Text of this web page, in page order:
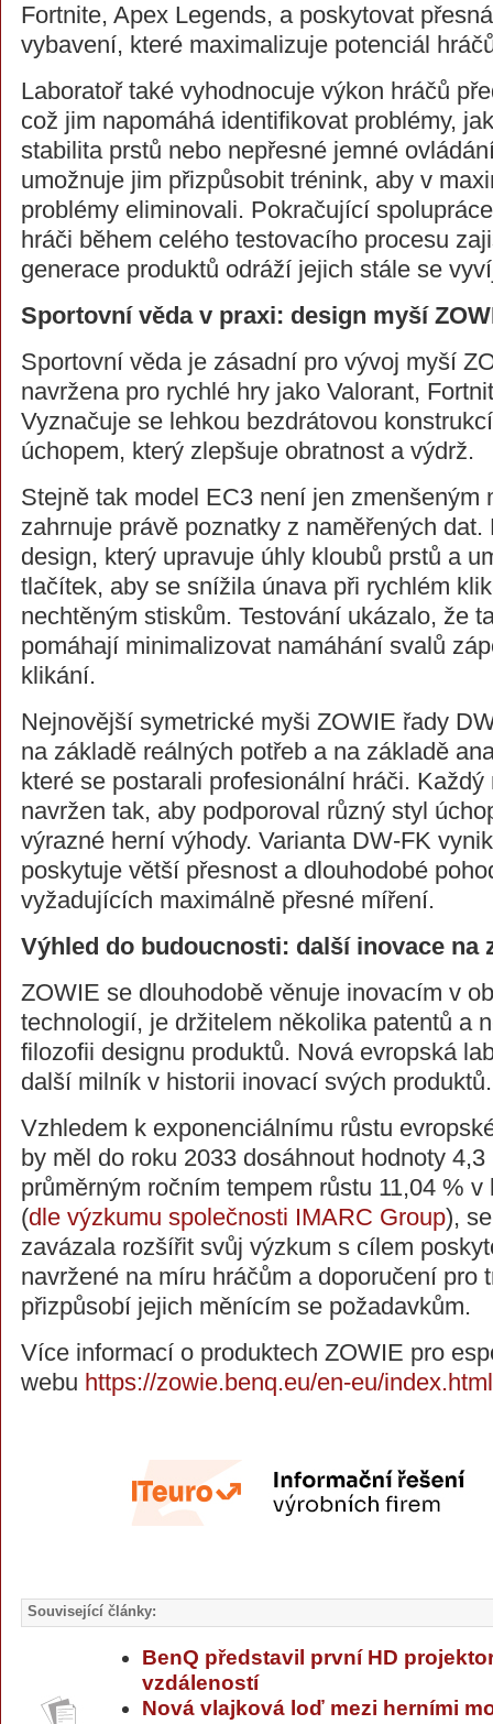
Fortnite, Apex Legends, a poskytovat
vybavení, které maximalizuje potenciál
Laboratoř také vyhodnocuje výkon hráčů
což jim napomáhá identifikovat problémy,
stabilita prstů nebo nepřesné jemné
umožnuje jim přizpůsobit trénink, aby v
problémy eliminovali. Pokračující
hráči během celého testovacího procesu
generace produktů odráží jejich stále se
Sportovní věda v praxi: design myší
Sportovní věda je zásadní pro vývoj myší
navržena pro rychlé hry jako Valorant,
Vyznačuje se lehkou bezdrátovou
úchopem, který zlepšuje obratnost a výdrž.
Stejně tak model EC3 není jen zmenšeným
zahrnuje právě poznatky z naměřených dat.
design, který upravuje úhly kloubů prstů a
tlačítek, aby se snížila únava při rychlém
nechtěným stiskům. Testování ukázalo, že
pomáhají minimalizovat namáhání svalů
klikání.
Nejnovější symetrické myši ZOWIE řady
na základě reálných potřeb a na základě
které se postarali profesionální hráči.
navržen tak, aby podporoval různý styl
výrazné herní výhody. Varianta DW-FK
poskytuje větší přesnost a dlouhodobé
vyžadujících maximálně přesné míření.
Výhled do budoucnosti: další inovace na
ZOWIE se dlouhodobě věnuje inovacím v
technologií, je držitelem několika patentů a
filozofii designu produktů. Nová evropská
další milník v historii inovací svých produktů.
Vzhledem k exponenciálnímu růstu
by měl do roku 2033 dosáhnout hodnoty
průměrným ročním tempem růstu 11,04 %
(dle výzkumu společnosti IMARC Group),
zavázala rozšířit svůj výzkum s cílem
navržené na míru hráčům a doporučení pro
přizpůsobí jejich měnícím se požadavkům.
Více informací o produktech ZOWIE pro
webu https://zowie.benq.eu/en-eu/index.html
Související články:
BenQ představil první HD
vzdáleností
Nová vlajková loď mezi herními